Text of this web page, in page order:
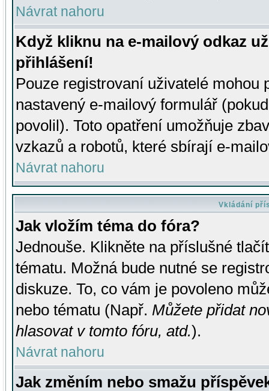
Návrat nahoru
Když kliknu na e-mailový odkaz
přihlášení!
Pouze registrovaní uživatelé mohou
nastavený e-mailový formulář
povolil). Toto opatření umožňuje
vzkazů a robotů, které sbírají e-
Návrat nahoru
Vkládání
Jak vložím téma do fóra?
Jednouše. Klikněte na příslušné
tématu. Možná bude nutné se
diskuze. To, co vám je povoleno
nebo tématu (Např. Můžete přidat
hlasovat v tomto fóru, atd.).
Návrat nahoru
Jak změním nebo smažu